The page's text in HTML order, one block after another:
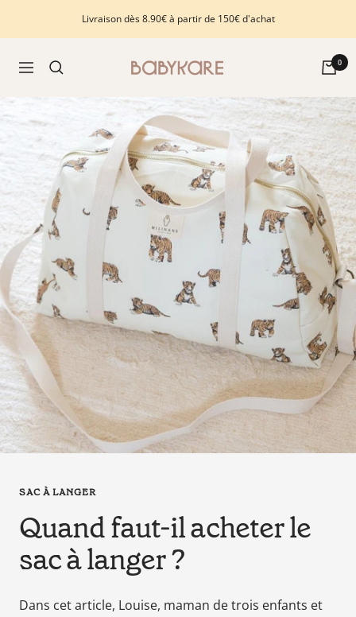
Livraison dès 8.90€ à partir de 150€ d'achat
Navigation
Babykare
Chambre
bébé,
petite-
enfance
puériculture.
Tout
vous
avez
besoin
en
que
parents
pour
la
grossesse
de
maman
au
0
SAC À LANGER
Quand faut-il acheter le
sac à langer ?
Dans cet article, Louise, maman de trois enfants et